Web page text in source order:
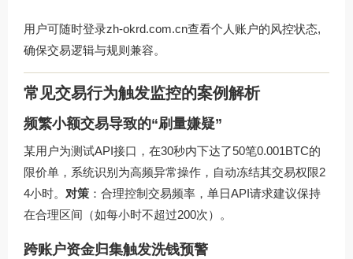
用户可随时登录zh-okrd.com.cn查看个人账户的风控状态,
确保交易逻辑与规则兼容。
常见交易行为触发监控的案例解析
频繁小额交易导致的“刷量嫌疑”
某用户为测试API接口，在30秒内下达了50笔0.001BTC的
限价单，系统识别为高频异常操作，自动冻结其交易权限2
4小时。 对策 ：合理控制交易频率，单日API请求建议保持
在合理区间（如每小时不超过200次）。
跨账户资金归集触发洗钱预警